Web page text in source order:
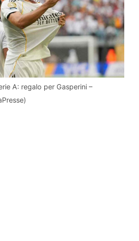
A: regalo per Gasperini –